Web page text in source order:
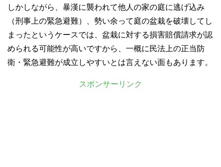
しかしながら、暴漢に襲われて他人の家の庭に逃げ込み
（刑事上の緊急避難）、勢い余って庭の盆栽を破壊してし
まったというケースでは、盆栽に対する損害賠償請求が認
められる可能性が高いですから、一概に民法上の正当防
衛・緊急避難が成立しやすいとは言えない面もあります。
スポンサーリンク